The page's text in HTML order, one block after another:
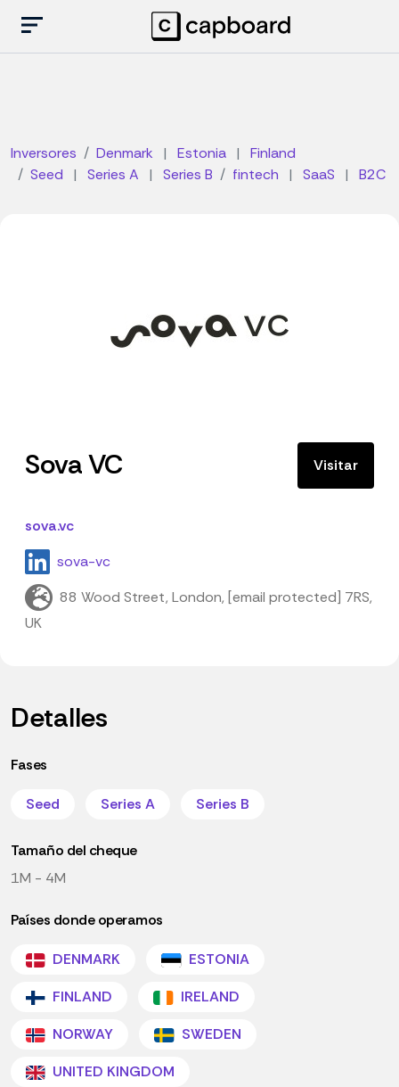
Inversores Denmark | Estonia |
Finland
Seed
| Series A | Series B fintech | SaaS | B2C
Sova VC Visitar
sova.vc
sova-vc
88 Wood Street, London, [email protected] 7RS,
UK
Detalles
Fases
Seed Series A Series B
Tamaño del cheque
1M - 4M
Países donde operamos
DENMARK
ESTONIA
FINLAND
IRELAND
NORWAY
SWEDEN
UNITED KINGDOM